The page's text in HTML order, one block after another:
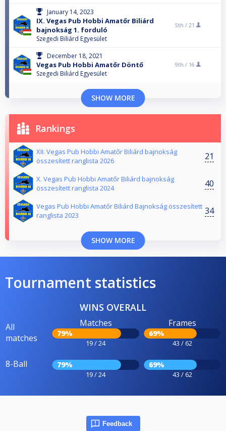
January 14, 2023
IX. Vegas Pub Hobbi Amatőr Biliárd
bajnokság 1. forduló
Szegedi Biliárd Egyesület
5th / 21
December 18, 2021
Vegas Pub Hobbi Amatőr Döntő
Szegedi Biliárd Egyesület
9th / 16
SHOW MORE
Rankings
XII. Vegas Pub Hobbi Amatőr Biliárd bajnokság
összesített ranglista 2026
21
X. Vegas Pub Hobbi Amatőr Biliárd bajnokság
összesített ranglista 2024
40
Vegas Pub Hobbi Amatőr Biliárd Bajnokság összesített
ranglista 2023
34
SHOW MORE
Tournament statistics
WINS OVERALL
All
matches
Matches
79%
19 / 24
Frames
69%
43 / 62
8-Ball 79%
19 / 24
69%
43 / 62
Feedback